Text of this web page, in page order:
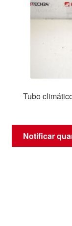
Tubo
Notificar